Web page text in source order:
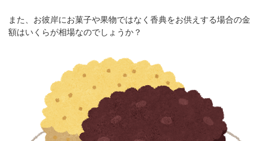
また、お彼岸にお菓子や果物ではなく香典をお供えする場合の金
額はいくらが相場なのでしょうか？